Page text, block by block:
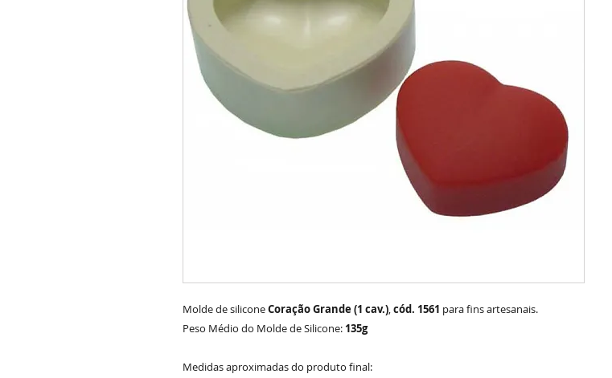
Molde de siliconeCoração Grande (1 cav.),cód. 1561 para fins artesanais.
Peso Médio do Molde de Silicone: 135g
Medidas aproximadas do produto final: